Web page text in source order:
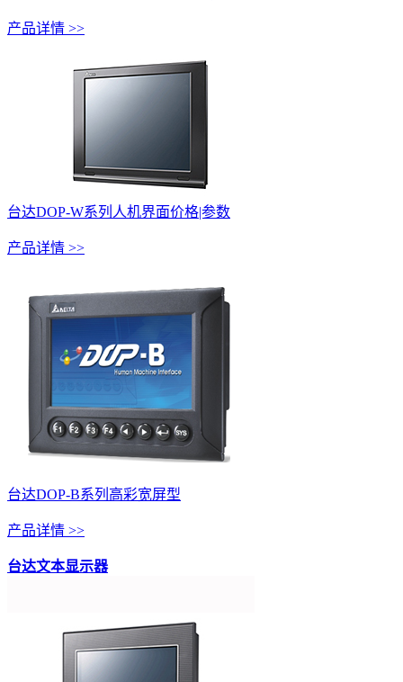
产品详情 >>
台达DOP-W系列人机界面价格|参数
产品详情 >>
台达DOP-B系列高彩宽屏型
产品详情 >>
台达文本显示器